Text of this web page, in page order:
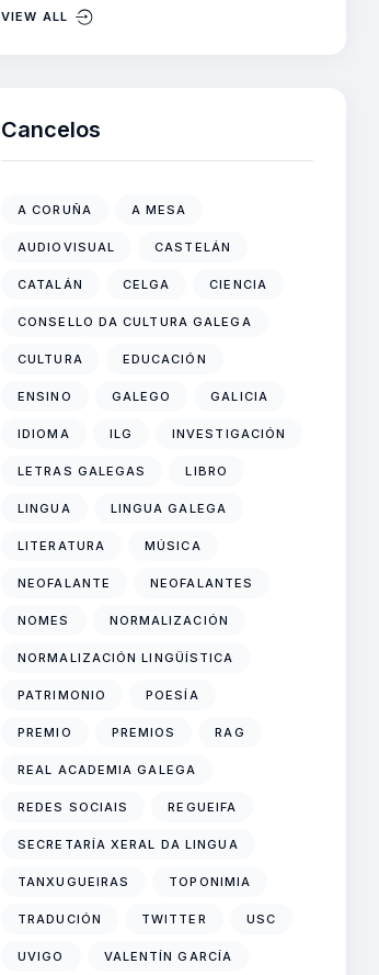
VIEW ALL
Cancelos
A CORUÑA A MESA
AUDIOVISUAL CASTELÁN
CATALÁN CELGA CIENCIA
CONSELLO DA CULTURA GALEGA
CULTURA EDUCACIÓN
ENSINO GALEGO GALICIA
IDIOMA ILG INVESTIGACIÓN
LETRAS GALEGAS LIBRO
LINGUA LINGUA GALEGA
LITERATURA MÚSICA
NEOFALANTE NEOFALANTES
NOMES NORMALIZACIÓN
NORMALIZACIÓN LINGÜÍSTICA
PATRIMONIO POESÍA
PREMIO PREMIOS RAG
REAL ACADEMIA GALEGA
REDES SOCIAIS REGUEIFA
SECRETARÍA XERAL DA LINGUA
TANXUGUEIRAS TOPONIMIA
TRADUCIÓN TWITTER USC
UVIGO VALENTÍN GARCÍA